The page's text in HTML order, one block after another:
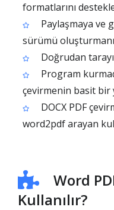
formatlarını
Paylaşmaya ve
sürümü
Doğrudan
Program
çevirmenin basit
DOCX PDF
word2pdf arayan
Word
Kullanılır?